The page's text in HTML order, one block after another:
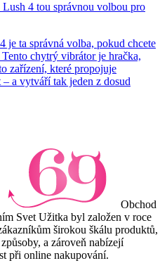
Lush 4 tou správnou volbou pro
ta správná volba, pokud chcete
chytrý vibrátor je hračka,
zařízení, které propojuje
a vytváří tak jeden z dosud
Obchod
Svet Užitka byl založen v roce
širokou škálu produktů,
a zároveň nabízejí
při online nakupování.